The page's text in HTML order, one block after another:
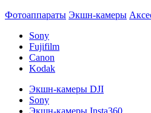
Фотоаппараты Экшн-камеры
Sony
Fujifilm
Canon
Kodak
Экшн-камеры DJI
Sony
Экшн-камеры Insta360